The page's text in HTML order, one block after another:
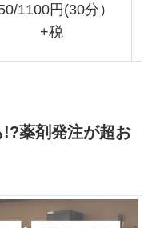
1100円(30分）
+税
薬剤発注が超お